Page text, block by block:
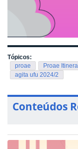
Tópicos:
proae
Proae
agita ufu 2024/2
Conteúdos